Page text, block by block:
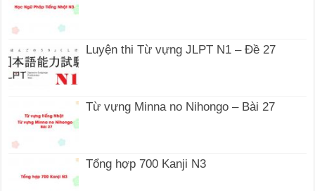
Luyện thi Từ vựng JLPT N1 – Đề 27
Từ vựng Minna no Nihongo – Bài 27
Tổng hợp 700 Kanji N3